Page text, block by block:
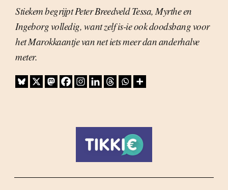
Stiekem begrijpt Peter Breedveld Tessa, Myrthe en
Ingeborg volledig, want zelf is-ie ook doodsbang voor
het Marokkaantje van net iets meer dan anderhalve
meter.